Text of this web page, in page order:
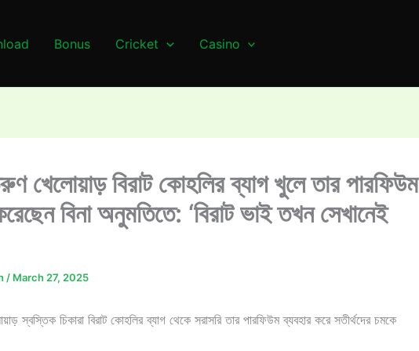
Bonus Cricket Casino
খেলোয়াড় বিরাট কোহলির ব্যাগ খুলে তার পারফিউম
বিনা অনুমতিতে: ‘বিরাট ভাই তখন সেখানেই
/ March 27, 2025
স্বস্তিক চিকারা বিরাট কোহলির ব্যাগ থেকে সরাসরি তার পারফিউম ব্যবহার করে সতীর্থদের চমকে